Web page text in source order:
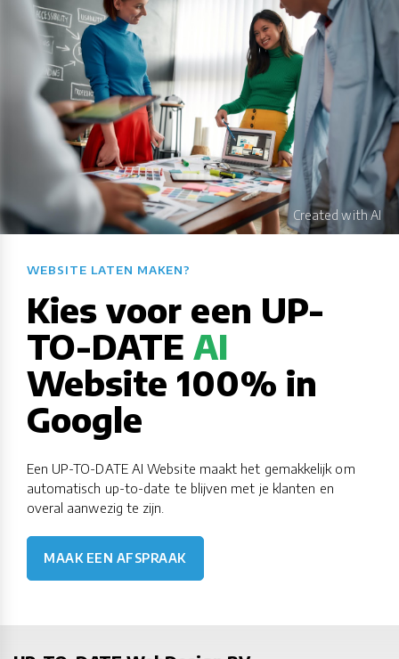
WEBSITE LATEN MAKEN?​​​​​​​​​​​​​​
Kies voor een UP-
TO-DATE AI
Website 100% in
Google
Een UP-TO-DATE AI Website maakt het gemakkelijk om
automatisch up-to-date te blijven met je klanten en
overal aanwezig te zijn.
MAAK EEN AFSPRAAK